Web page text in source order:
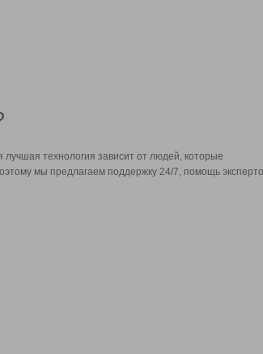
технология зависит от людей, которые
мы предлагаем поддержку 24/7, помощь